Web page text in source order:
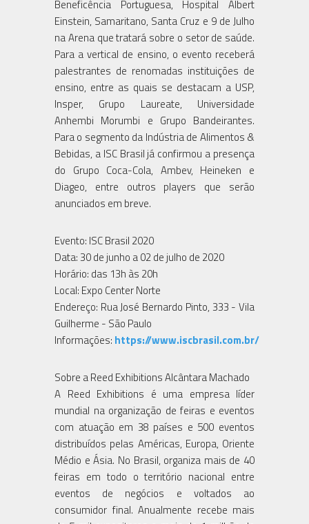
Beneficência Portuguesa, Hospital Albert
Einstein, Samaritano, Santa Cruz e 9 de Julho
na Arena que tratará sobre o setor de saúde.
Para a vertical de ensino, o evento receberá
palestrantes de renomadas instituições de
ensino, entre as quais se destacam a USP,
Insper, Grupo Laureate, Universidade
Anhembi Morumbi e Grupo Bandeirantes.
Para o segmento da Indústria de Alimentos &
Bebidas, a ISC Brasil já confirmou a presença
do Grupo Coca-Cola, Ambev, Heineken e
Diageo, entre outros players que serão
anunciados em breve.
Evento: ISC Brasil 2020
Data: 30 de junho a 02 de julho de 2020
Horário: das 13h às 20h
Local: Expo Center Norte
Endereço: Rua José Bernardo Pinto, 333 - Vila
Guilherme - São Paulo
Informações: https://www.iscbrasil.com.br/
Sobre a Reed Exhibitions Alcântara Machado
A Reed Exhibitions é uma empresa líder
mundial na organização de feiras e eventos
com atuação em 38 países e 500 eventos
distribuídos pelas Américas, Europa, Oriente
Médio e Ásia. No Brasil, organiza mais de 40
feiras em todo o território nacional entre
eventos de negócios e voltados ao
consumidor final. Anualmente recebe mais